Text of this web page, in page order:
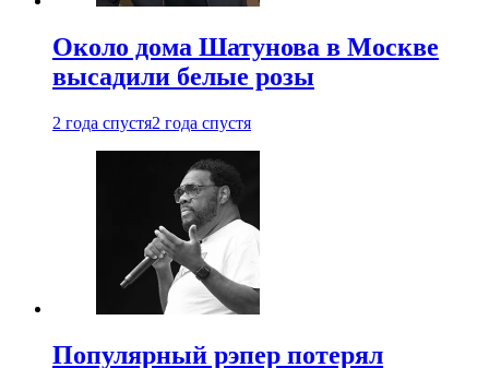
Около дома Шатунова в Москве
высадили белые розы
2 года спустя2 года спустя
Популярный рэпер потерял